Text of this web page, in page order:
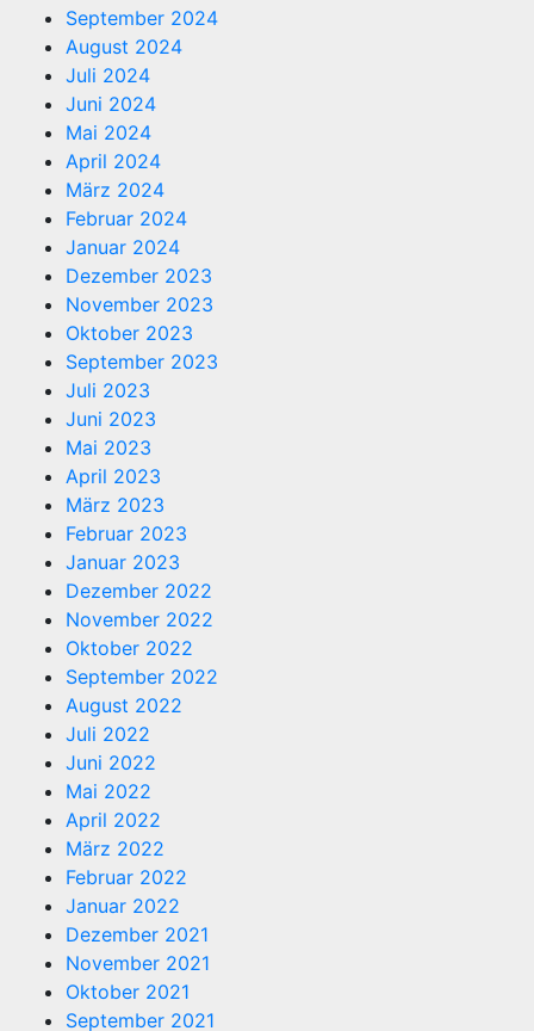
September 2024
August 2024
Juli 2024
Juni 2024
Mai 2024
April 2024
März 2024
Februar 2024
Januar 2024
Dezember 2023
November 2023
Oktober 2023
September 2023
Juli 2023
Juni 2023
Mai 2023
April 2023
März 2023
Februar 2023
Januar 2023
Dezember 2022
November 2022
Oktober 2022
September 2022
August 2022
Juli 2022
Juni 2022
Mai 2022
April 2022
März 2022
Februar 2022
Januar 2022
Dezember 2021
November 2021
Oktober 2021
September 2021